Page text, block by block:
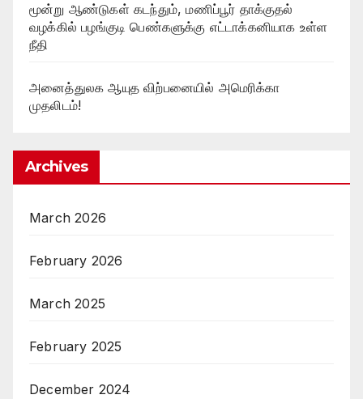
மூன்று ஆண்டுகள் கடந்தும், மணிப்பூர் தாக்குதல்
வழக்கில் பழங்குடி பெண்களுக்கு எட்டாக்கனியாக உள்ள
நீதி
அனைத்துலக ஆயுத விற்பனையில் அமெரிக்கா
முதலிடம்!
Archives
March 2026
February 2026
March 2025
February 2025
December 2024